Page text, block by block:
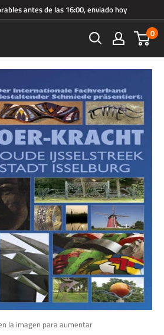
antes de las 16:00, enviado hoy
0
la imagen para aumentar